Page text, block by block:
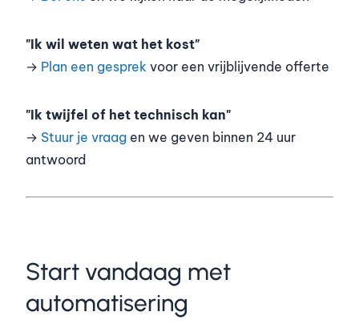
"Ik wil weten wat het kost"
→ Plan een gesprek voor een vrijblijvende offerte
"Ik twijfel of het technisch kan"
→ Stuur je vraag en we geven binnen 24 uur
antwoord
Start vandaag met
automatisering